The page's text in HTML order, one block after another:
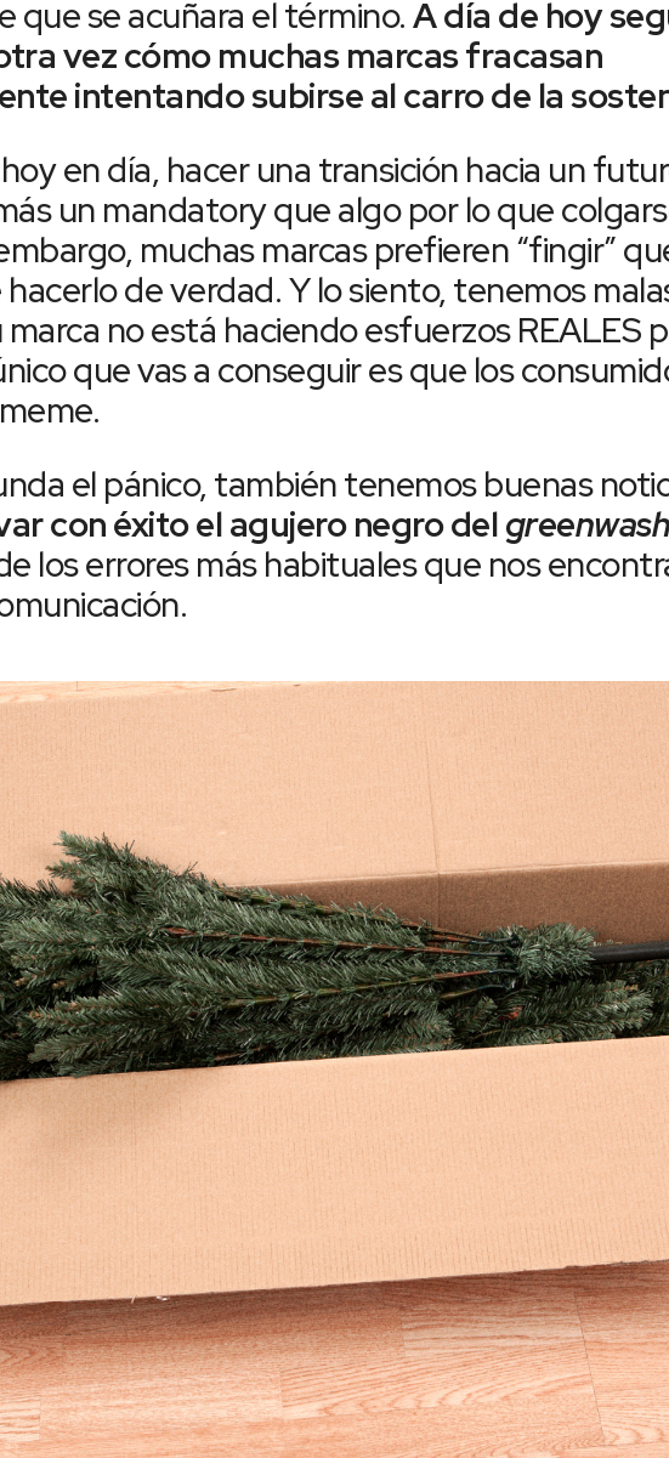
que se acuñara el término.A día de hoy
vez cómo muchas marcas fracasan
intentando subirse al carro de la
en día, hacer una transición hacia un
un mandatory que algo por lo que
muchas marcas prefieren “fingir”
de verdad. Y lo siento, tenemos
marca no está haciendo esfuerzos REALES
que vas a conseguir es que los
el pánico, también tenemos buenas
con éxito el agujero negro del
los errores más habituales que nos